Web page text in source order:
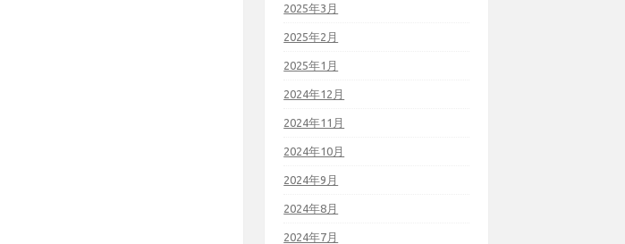
2025年3月
2025年2月
2025年1月
2024年12月
2024年11月
2024年10月
2024年9月
2024年8月
2024年7月